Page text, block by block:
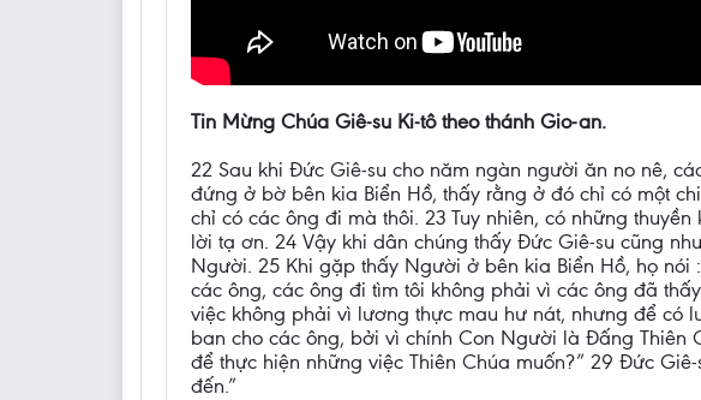
Tin Mừng Chúa Giê-su Ki-tô theo thánh Gio-an.
22 Sau khi Đức Giê-su cho năm ngàn người ăn no nê,
đứng ở bờ bên kia Biển Hồ, thấy rằng ở đó chỉ có một
chỉ có các ông đi mà thôi. 23 Tuy nhiên, có những
lời tạ ơn. 24 Vậy khi dân chúng thấy Đức Giê-su cũng
Người. 25 Khi gặp thấy Người ở bên kia Biển Hồ, họ nói
các ông, các ông đi tìm tôi không phải vì các ông đã
việc không phải vì lương thực mau hư nát, nhưng để có
ban cho các ông, bởi vì chính Con Người là Đấng Thiên
để thực hiện những việc Thiên Chúa muốn?” 29 Đức
đến.”